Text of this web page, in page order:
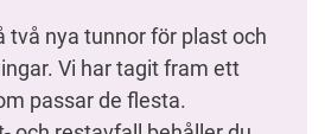
två nya tunnor för plast och
Vi har tagit fram ett
passar de flesta.